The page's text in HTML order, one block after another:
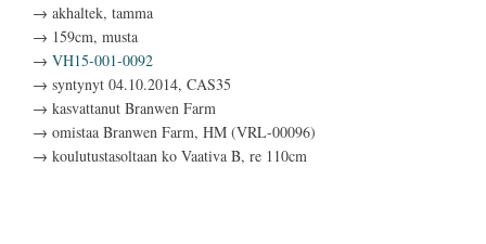
→ akhaltek, tamma
→ 159cm, musta
→ VH15-001-0092
→ syntynyt 04.10.2014, CAS35
→ kasvattanut Branwen Farm
→ omistaa Branwen Farm, HM (VRL-00096)
→ koulutustasoltaan ko Vaativa B, re 110cm